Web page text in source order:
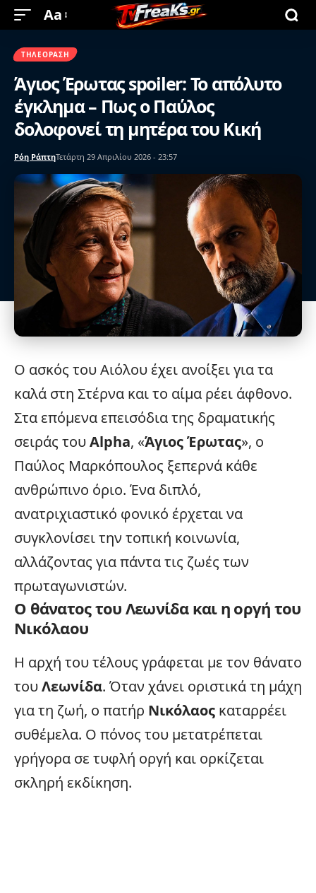
Aa
ΤΗΛΕΌΡΑΣΗ
Άγιος Έρωτας spoiler: Το απόλυτο
έγκλημα – Πως ο Παύλος
δολοφονεί τη μητέρα του Κική
Ρόη ΡάπτηΤετάρτη 29 Απριλίου 2026 - 23:57
Ο ασκός του Αιόλου έχει ανοίξει για τα
καλά στη Στέρνα και το αίμα ρέει άφθονο.
Στα επόμενα επεισόδια της δραματικής
σειράς τουAlpha, «Άγιος Έρωτας», ο
Παύλος Μαρκόπουλος ξεπερνά κάθε
ανθρώπινο όριο. Ένα διπλό,
ανατριχιαστικό φονικό έρχεται να
συγκλονίσει την τοπική κοινωνία,
αλλάζοντας για πάντα τις ζωές των
πρωταγωνιστών.
Ο θάνατος του Λεωνίδα και η οργή του
Νικόλαου
Η αρχή του τέλους γράφεται με τον θάνατο
τουΛεωνίδα. Όταν χάνει οριστικά τη μάχη
για τη ζωή, ο πατήρ Νικόλαος καταρρέει
συθέμελα. Ο πόνος του μετατρέπεται
γρήγορα σε τυφλή οργή και ορκίζεται
σκληρή εκδίκηση.